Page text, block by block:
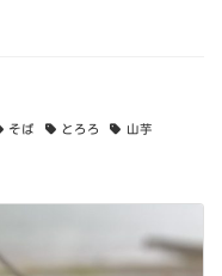
そば とろろ
山芋